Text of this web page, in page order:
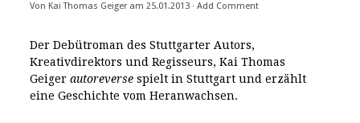
Von Kai Thomas Geigeram 25.01.2013· Add Comment
Der Debütroman des Stuttgarter Autors,
Kreativdirektors und Regisseurs, Kai Thomas
Geiger autoreversespielt in Stuttgart und erzählt
eine Geschichte vom Heranwachsen.